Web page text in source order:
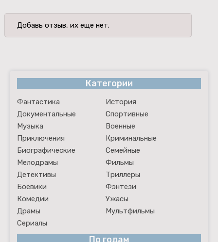
Добавь отзыв, их еще нет.
Категории
Фантастика
История
Документальные
Спортивные
Музыка
Военные
Приключения
Криминальные
Биографические
Семейные
Мелодрамы
Фильмы
Детективы
Триллеры
Боевики
Фэнтези
Комедии
Ужасы
Драмы
Мультфильмы
Сериалы
По годам